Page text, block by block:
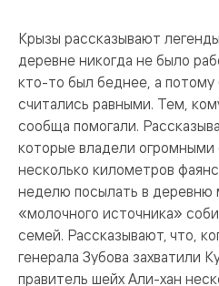
Крызы рассказывают
деревне никогда не было
кто-то был беднее, а потому
считались равными. Тем,
сообща помогали.
которые владели
несколько километров
неделю посылать в деревню
«молочного источника»
семей. Рассказывают, что,
генерала Зубова захватили
правитель шейх Али-хан